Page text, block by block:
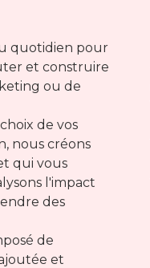
quotidien pour
et construire
ou de
de vos
nous créons
qui vous
l'impact
des
de
et